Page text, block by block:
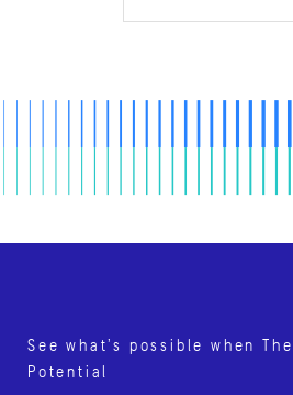
See what’s possible when
Potential